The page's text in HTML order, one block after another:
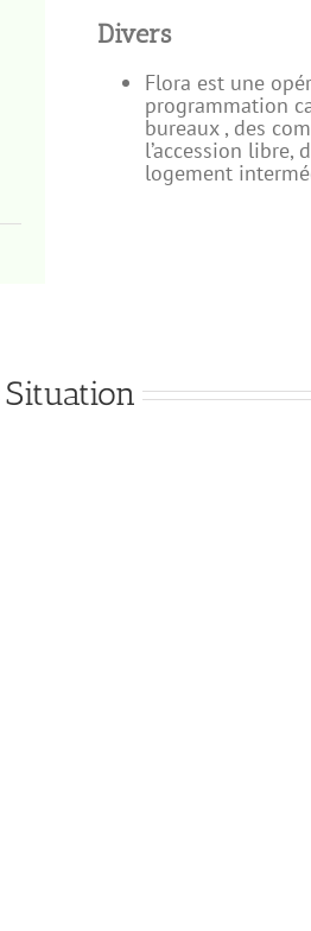
Divers
Flora est une
programmation
bureaux , des
l’accession libre,
logement
Situation